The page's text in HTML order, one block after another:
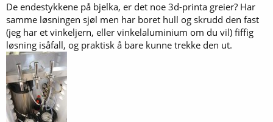
De endestykkene på bjelka, er det noe 3d-printa greier? Har
samme løsningen sjøl men har boret hull og skrudd den fast
(jeg har et vinkeljern, eller vinkelaluminium om du vil) fiffig
løsning isåfall, og praktisk å bare kunne trekke den ut.